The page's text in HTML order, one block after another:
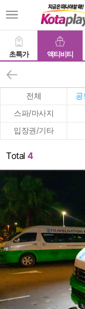
초특가 액티비티
전체 공
스파/마사지
입장권/기타
Total 4